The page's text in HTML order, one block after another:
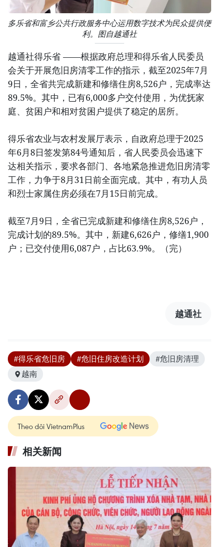
多乐省和富乡公共行政服务中心运用数字技术为民众提供便
利。图自越通社
越通社得乐省 ——根据政府总理和得乐省人民委员
会关于开展危旧房清零工作的指示，截至2025年7月
9日，全省共完成新建和修缮住房8,526户，完成率达
89.5%。其中，已有6,000多户交付使用，为优抚家
庭、贫困户和相对贫困户提供了稳定的居所。
得乐省农业与农村发展厅表示，自政府总理于2025
年6月8日签发第84号通知后，省人民委员会迅速下
达相关指示，要求各部门、各地紧急推进危旧房清零
工作，力争于8月31日前全面完成。其中，有功人员
和烈士家属住房必须在7月15日前完成。
截至7月9日，全省已完成新建和修缮住房8,526户，
完成计划的89.5%。其中，新建6,626户，修缮1,900
户；已交付使用6,087户，占比63.9%。（完）
越通社
#得乐省危旧房 #危旧住房改造计划
#危旧房清理
越南
Theo dõi VietnamPlus
相关新闻